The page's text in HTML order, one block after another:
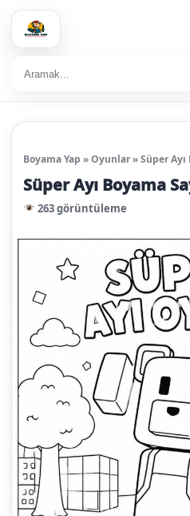
Boyama Yap »Oyunlar»Süper Ayı
Süper Ayı Boyama
263 görüntüleme